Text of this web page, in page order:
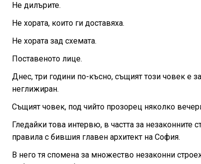
Не дилърите.
Не хората, които ги доставяха.
Не хората зад схемата.
Поставеното лице.
Днес, три години по-късно, същият този човек е
неглижиран.
Същият човек, под чийто прозорец няколко
Гледайки това интервю, в частта за
правила с бившия главен архитект на София.
В него тя спомена за множество незаконни